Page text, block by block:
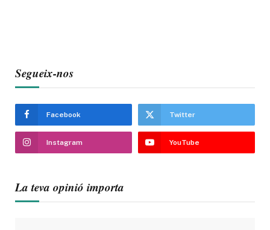
Segueix-nos
Facebook Twitter
Instagram YouTube
La teva opinió importa